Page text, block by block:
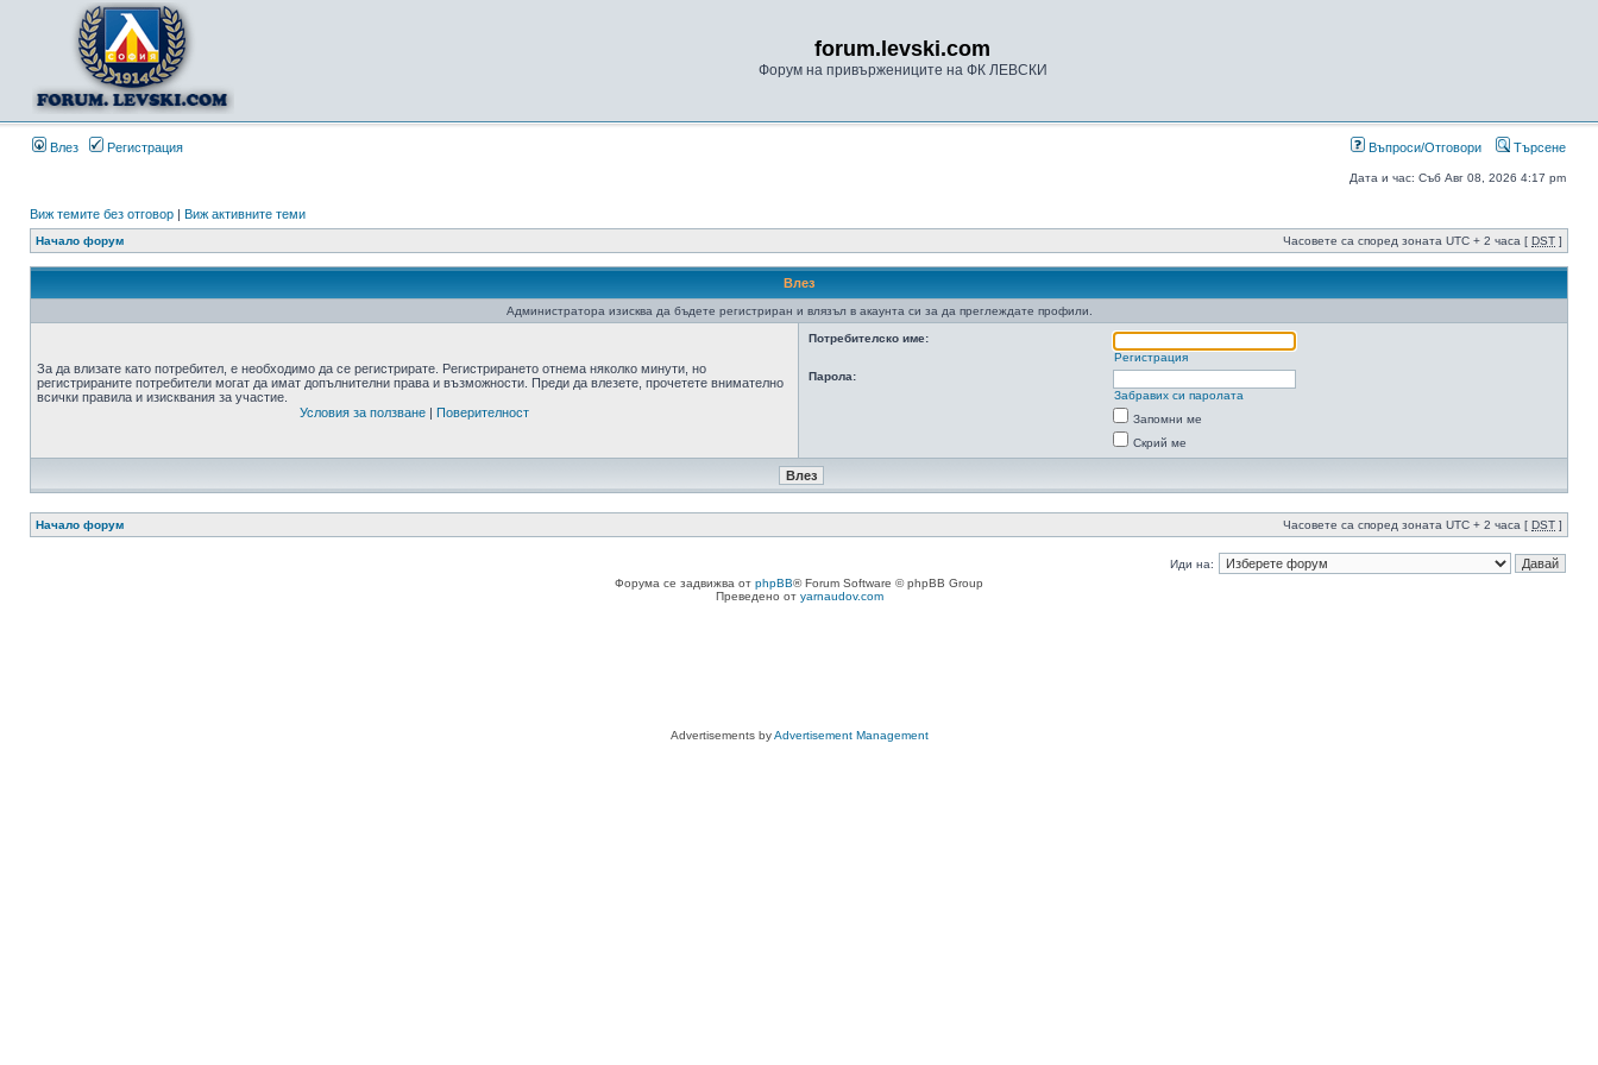
forum.levski.com
Форум на привържениците на ФК ЛЕВСКИ
Влез Регистрация Въпроси/Отговори Търсене
Дата и час: Съб Авг 08, 2026 4:17 pm
Виж темите без отговор | Виж активните теми
Начало форум Часовете са според зоната UTC + 2 часа [ DST ]
Влез
Администратора изисква да бъдете регистриран и влязъл в акаунта си за да преглеждате профили.
За да влизате като потребител, е необходимо да се регистрирате. Регистрирането отнема няколко минути, но
регистрираните потребители могат да имат допълнителни права и възможности. Преди да влезете, прочетете внимателно
всички правила и изисквания за участие.
Условия за ползване | Поверителност
Потребителско име:
Регистрация
Парола:
Забравих си паролата
Запомни ме
Скрий ме
Начало форум Часовете са според зоната UTC + 2 часа [ DST ]
Иди на:
Форума се задвижва от phpBB® Forum Software © phpBB Group
Преведено от yarnaudov.com
Advertisements byAdvertisement Management